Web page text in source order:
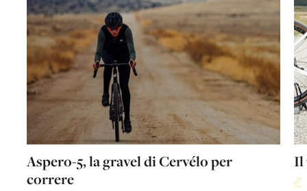
Aspero-5, la gravel di Cervélo per
correre
Il